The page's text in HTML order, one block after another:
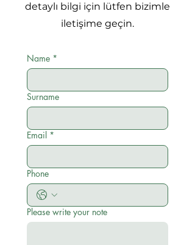
detaylı bilgi için lütfen bizimle
iletişime geçin.
Name *
Surname
Email *
Phone
Please write your note